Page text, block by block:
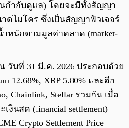
กำกับดูแล) โดยจะมีทั้งสัญญา
ดไมโคร ซึ่งเป็นสัญญาฟิวเจอร์
หนักตามมูลค่าตลาด (market-
นที่ 31 มี.ค. 2026 ประกอบด้วย
12.68%, XRP 5.80% และอีก
Chainlink, Stellar รวมกัน เมื่อ
นสด (financial settlement)
Crypto Settlement Price